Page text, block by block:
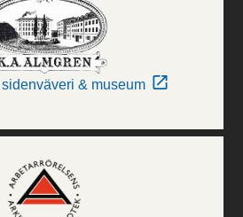
sidenväveri & museum